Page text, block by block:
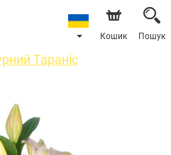
через наш інтернет-
дата доставки —
з відпусткою.Кошик Пошук
Тараніс